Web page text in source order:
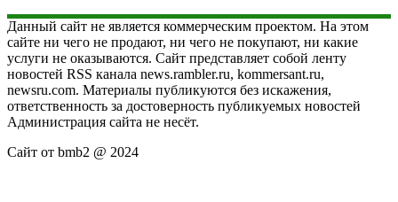
Данный сайт не является коммерческим проектом. На этом
сайте ни чего не продают, ни чего не покупают, ни какие
услуги не оказываются. Сайт представляет собой ленту
новостей RSS канала news.rambler.ru, kommersant.ru,
newsru.com. Материалы публикуются без искажения,
ответственность за достоверность публикуемых новостей
Администрация сайта не несёт.
Сайт от bmb2 @ 2024